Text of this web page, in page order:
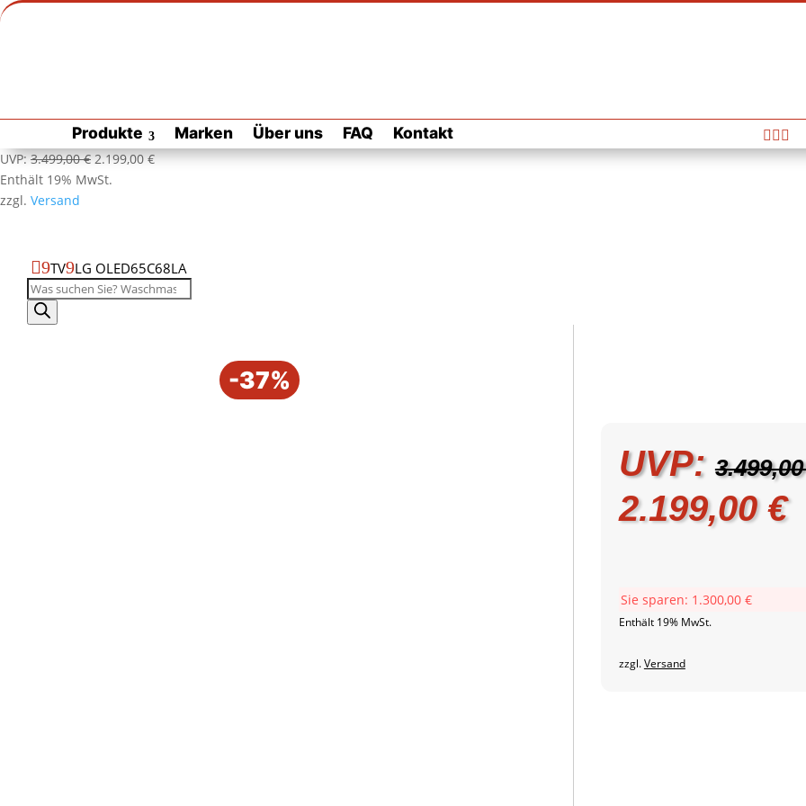
Zur
Habuzin
Startseite
Produkte Marken Über uns FAQ Kontakt   
Produktdatenblatt
als
PDF
Produktseite
drucken
UVP: 3.499,00€Ursprünglicher
Preis
2.199,00€Aktueller
Enthält 19% MwSt.
zzgl. Versand
9TV9LG OLED65C68LA
Produktsuche
-37%
LG
OLED65C68LA
UVP:
war:
2.199,00€
Sie sparen: 1.300,00 €
Enthält 19% MwSt.
zzgl.Versand